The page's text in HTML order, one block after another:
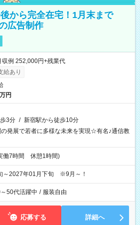
から完全在宅！1月末まで
広告制作
例 252,000円+残業代
給あり
円
3分 / 新宿駅から徒歩10分
発展で若者に多様な未来を実現☆有名♪通信教
働7時間 休憩1時間)
～2027年01月下旬 ※9月～！
50代活躍中 / 服装自由
応募する 詳細へ